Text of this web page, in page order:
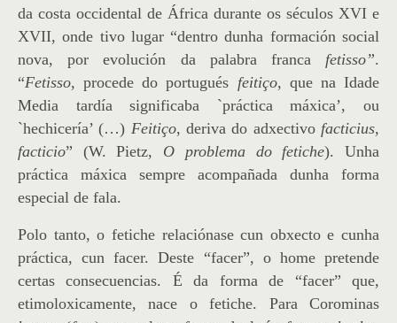
da costa occidental de África durante os séculos XVI e
XVII, onde tivo lugar “dentro dunha formación social
nova, por evolución da palabra franca fetisso”.
“Fetisso, procede do portugués feitiço, que na Idade
Media tardía significaba `práctica máxica’, ou
`hechicería’ (…) Feitiço, deriva do adxectivo facticius,
facticio” (W. Pietz, O problema do fetiche). Unha
práctica máxica sempre acompañada dunha forma
especial de fala.
Polo tanto, o fetiche relaciónase cun obxecto e cunha
práctica, cun facer. Deste “facer”, o home pretende
certas consecuencias. É da forma de “facer” que,
etimoloxicamente, nace o fetiche. Para Corominas